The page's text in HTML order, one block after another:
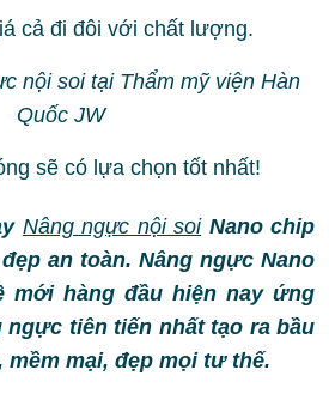
cả đi đôi với chất lượng.
nội soi tại Thẩm mỹ viện Hàn
Quốc JW
sẽ có lựa chọn tốt nhất!
Nâng ngực nội soiNano chip
an toàn. Nâng ngực Nano
mới hàng đầu hiện nay ứng
tiên tiến nhất tạo ra bầu
mại, đẹp mọi tư thế.